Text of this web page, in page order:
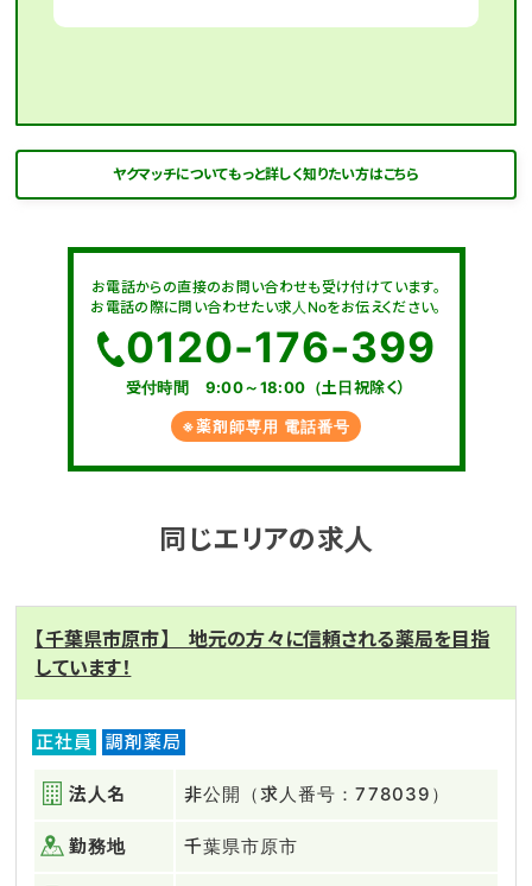
ヤクマッチについてもっと詳しく知りたい方はこちら
お電話からの直接のお問い合わせも受け付けています。
お電話の際に問い合わせたい求人Noをお伝えください。
0120-176-399
受付時間 9:00～18:00（土日祝除く）
※薬剤師専用 電話番号
同じエリアの求人
【千葉県市原市】 地元の方々に信頼される薬局を目指
しています！
正社員 調剤薬局
法人名 非公開（求人番号：778039）
勤務地 千葉県市原市